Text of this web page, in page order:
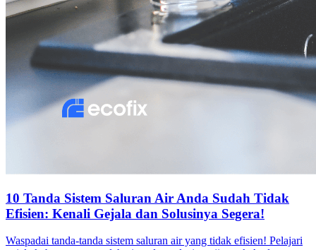
10 Tanda Sistem Saluran Air Anda Sudah Tidak
Efisien: Kenali Gejala dan Solusinya Segera!
Waspadai tanda-tanda sistem saluran air yang tidak efisien! Pelajari